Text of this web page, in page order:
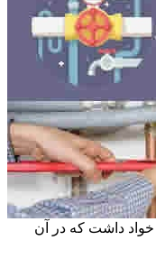
داشت که در آن